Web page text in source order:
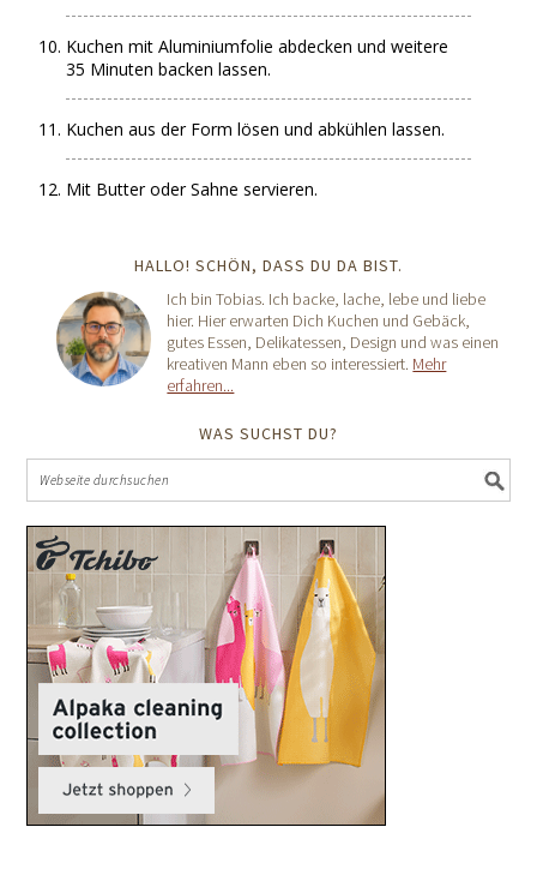
Kuchen mit Aluminiumfolie abdecken und weitere
35 Minuten backen lassen.
Kuchen aus der Form lösen und abkühlen lassen.
Mit Butter oder Sahne servieren.
HALLO! SCHÖN, DASS DU DA BIST.
Ich bin Tobias. Ich backe, lache, lebe und liebe
hier. Hier erwarten Dich Kuchen und Gebäck,
gutes Essen, Delikatessen, Design und was einen
kreativen Mann eben so interessiert. Mehr
erfahren...
WAS SUCHST DU?